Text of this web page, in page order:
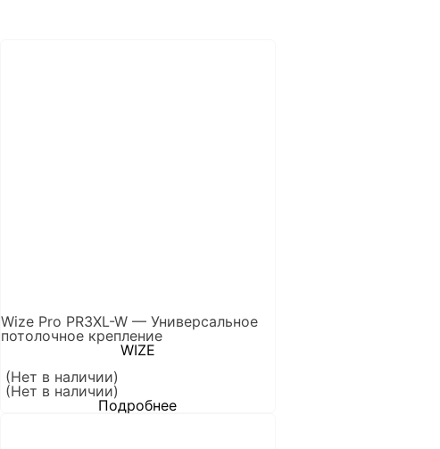
Wize Pro PR3XL-W — Универсальное
потолочное крепление
WIZE
(Нет в наличии)
(Нет в наличии)
Подробнее